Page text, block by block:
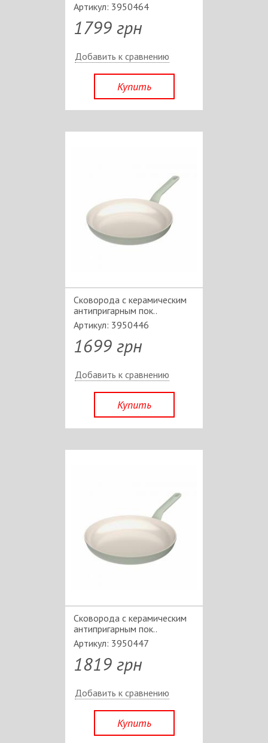
Артикул: 3950464
1799 грн
Добавить к сравнению
Купить
Сковорода c керамическим
антипригарным пок..
Артикул: 3950446
1699 грн
Добавить к сравнению
Купить
Сковорода c керамическим
антипригарным пок..
Артикул: 3950447
1819 грн
Добавить к сравнению
Купить